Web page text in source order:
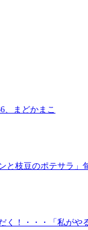
、まどかまこ
と枝豆のポテサラ」
！・・・「私がや